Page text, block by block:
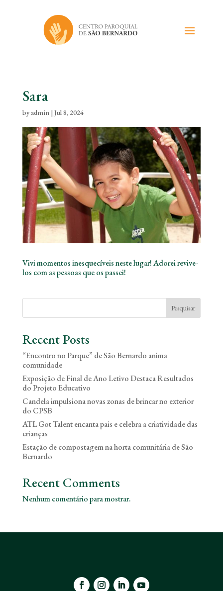
Sara
byadmin| Jul 8, 2024
Vivi momentos inesquecíveis neste lugar! Adorei revive-
los com as pessoas que os passei!
Pesquisar
Recent Posts
“Encontro no Parque” de São Bernardo anima
comunidade
Exposição de Final de Ano Letivo Destaca Resultados
do Projeto Educativo
Candela impulsiona novas zonas de brincar no exterior
do CPSB
ATL Got Talent encanta pais e celebra a criatividade das
crianças
Estação de compostagem na horta comunitária de São
Bernardo
Recent Comments
Nenhum comentário para mostrar.